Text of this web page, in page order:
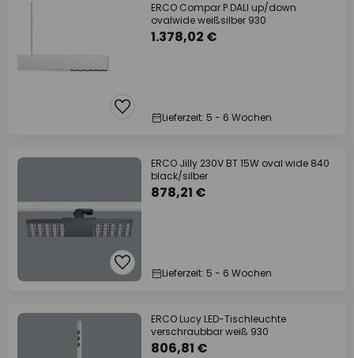
ERCO Compar P DALI up/down
ovalwide weißsilber 930
1.378,02 €
Lieferzeit: 5 - 6 Wochen
ERCO Jilly 230V BT 15W oval wide 840
black/silber
878,21 €
Lieferzeit: 5 - 6 Wochen
ERCO Lucy LED-Tischleuchte
verschraubbar weiß 930
806,81 €